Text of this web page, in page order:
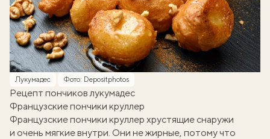
Лукумадес Фото: Depositphotos
Рецепт пончиков лукумадес
Французские пончики круллер
Французские пончики круллер хрустящие снаружи
и очень мягкие внутри. Они не жирные, потому что